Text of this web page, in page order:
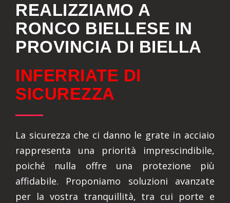
REALIZZIAMO A
RONCO BIELLESE IN
PROVINCIA DI BIELLA
INFERRIATE DI
SICUREZZA
La sicurezza che ci danno le grate in acciaio
rappresenta una priorità imprescindibile,
poiché nulla offre una protezione più
affidabile. Proponiamo soluzioni avanzate
per la vostra tranquillità, tra cui porte e